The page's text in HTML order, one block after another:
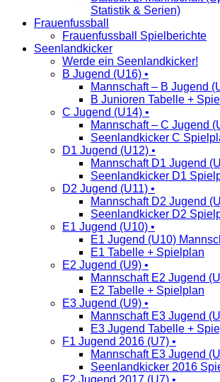
Statistik & Serien)
Frauenfussball
Frauenfussball Spielberichte
Seenlandkicker
Werde ein Seenlandkicker!
B Jugend (U16) •
Mannschaft – B Jugend
B Junioren Tabelle +
C Jugend (U14) •
Mannschaft – C Jugend
Seenlandkicker C
D1 Jugend (U12) •
Mannschaft D1 Jugend
Seenlandkicker D1
D2 Jugend (U11) •
Mannschaft D2 Jugend
Seenlandkicker D2
E1 Jugend (U10) •
E1 Jugend (U10)
E1 Tabelle + Spielplan
E2 Jugend (U9) •
Mannschaft E2 Jugend
E2 Tabelle + Spielplan
E3 Jugend (U9) •
Mannschaft E3 Jugend
E3 Jugend Tabelle +
F1 Jugend 2016 (U7) •
Mannschaft E3 Jugend
Seenlandkicker 2016
F2 Jugend 2017 (U7) •